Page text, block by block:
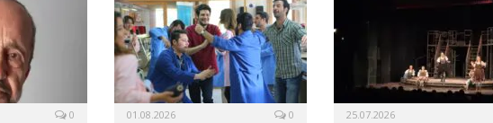
0 01.08.2026 0 25.07.2026